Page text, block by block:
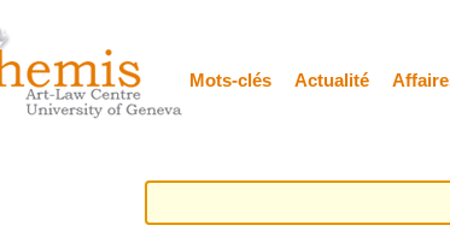
Mots-clés Actualité